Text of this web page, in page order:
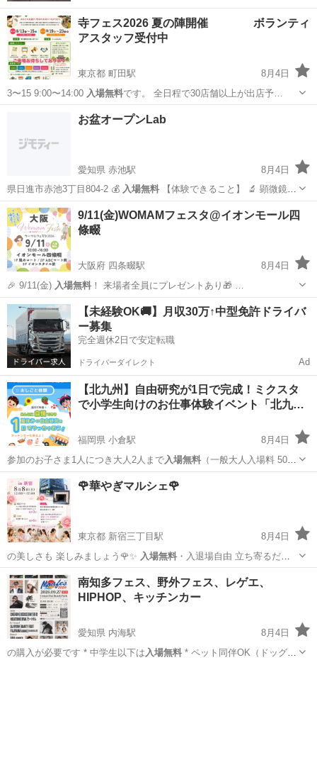
寺フェス2026 夏の陣開催 ボランティ
アスタッフ受付中
東京都 町田駅
8月4日
3〜15 9:00〜14:00 入場無料です。 全日程で30店舗以上が出店予…
町田駅 地域/お祭り
お盆オープンLab
愛知県 赤池駅
8月4日
県日進市赤池3丁目804-2 💰 入場無料【体験できること】 🔬 顕微鏡
実…
愛知 日進市 赤池駅 地域/お祭り 入場無料
9/11(金)WOMAMフェスタ@イオンモール四
條畷
大阪府 四条畷駅
8月4日
🎉 9/11(金) 入場無料！ 来場者全員にプレゼントあり🎁 …
大阪 四條畷市 四条畷駅 育児 イオンモール
【未経験OK🚚】月収30万↑中型免許ドライバ
ー募集
完全週休2日で安定転職
ドライバーダイレクト Ad
【北九州】自由研究が1日で完成！ミクスタ
で小学生向けのお仕事体験イベント「北九…
福岡県 小倉駅
8月4日
参加のお子さま1人につき大人2人まで入場無料（一般大人入場料 500
円） 後援…
福岡 北九州市 小倉駅 ワークショップ
🌹華やぎマルシェ🌹
東京都 新宿三丁目駅
8月4日
の美しさも 楽しみましょう🌹✨ 入場無料・入退場自由 立ち寄るだけ
でも大歓迎…
東京 新宿区 新宿三丁目駅 その他
南知多フェス、野外フェス、レゲエ、
HIPHOP、キッチンカー
愛知県 内海駅
8月4日
の購入が必要です * 中学生以下は 入場無料* ペット同伴OK（ドッグラ